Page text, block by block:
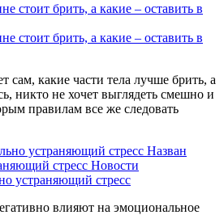
стоит брить, а какие – оставить в
стоит брить, а какие – оставить в
какие части тела лучше брить, а
никто не хочет выглядеть смешно и
правилам все же следовать
Назван
стресс Новости
устраняющий стресс
влияют на эмоциональное